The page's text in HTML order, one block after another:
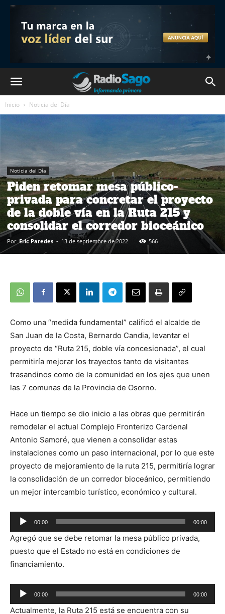
Inicio Noticia del Día
Noticia del Día
Piden retomar mesa público-
privada para concretar el proyecto
de la doble vía en la Ruta 215 y
consolidar el corredor bioceánico
Por Eric Paredes - 13 de septiembre de 2022 566
Como una “medida fundamental” calificó el alcalde de
San Juan de la Costa, Bernardo Candia, levantar el
proyecto de “Ruta 215, doble vía concesionada”, el cual
permitiría mejorar los trayectos tanto de visitantes
trasandinos como de la comunidad en los ejes que unen
las 7 comunas de la Provincia de Osorno.
Hace un tiempo se dio inicio a las obras que permitirán
remodelar el actual Complejo Fronterizo Cardenal
Antonio Samoré, que vienen a consolidar estas
instalaciones como un paso internacional, por lo que este
proyecto de mejoramiento de la ruta 215, permitiría lograr
la consolidación de un corredor bioceánico, permitiendo
un mejor intercambio turístico, económico y cultural.
Reproductor
de
audio
00:00 00:00
Agregó que se debe retomar la mesa público privada,
puesto que el Estado no está en condiciones de
financiamiento.
Reproductor
de
00:00 00:00
Actualmente, la Ruta 215 está se encuentra con su